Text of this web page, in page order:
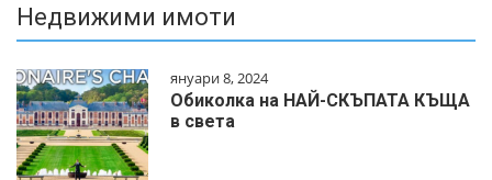
Недвижими имоти
януари 8, 2024
Обиколка на НАЙ-СКЪПАТА КЪЩА
в света